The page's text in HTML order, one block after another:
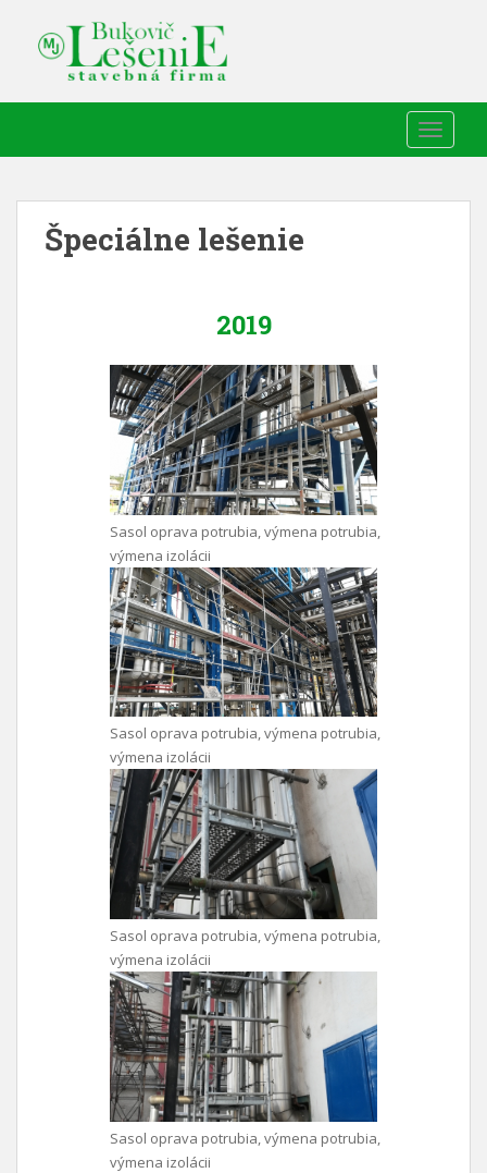
Špeciálne lešenie
2019
Sasol oprava potrubia, výmena potrubia,
výmena izolácii
Sasol oprava potrubia, výmena potrubia,
výmena izolácii
Sasol oprava potrubia, výmena potrubia,
výmena izolácii
Sasol oprava potrubia, výmena potrubia,
výmena izolácii